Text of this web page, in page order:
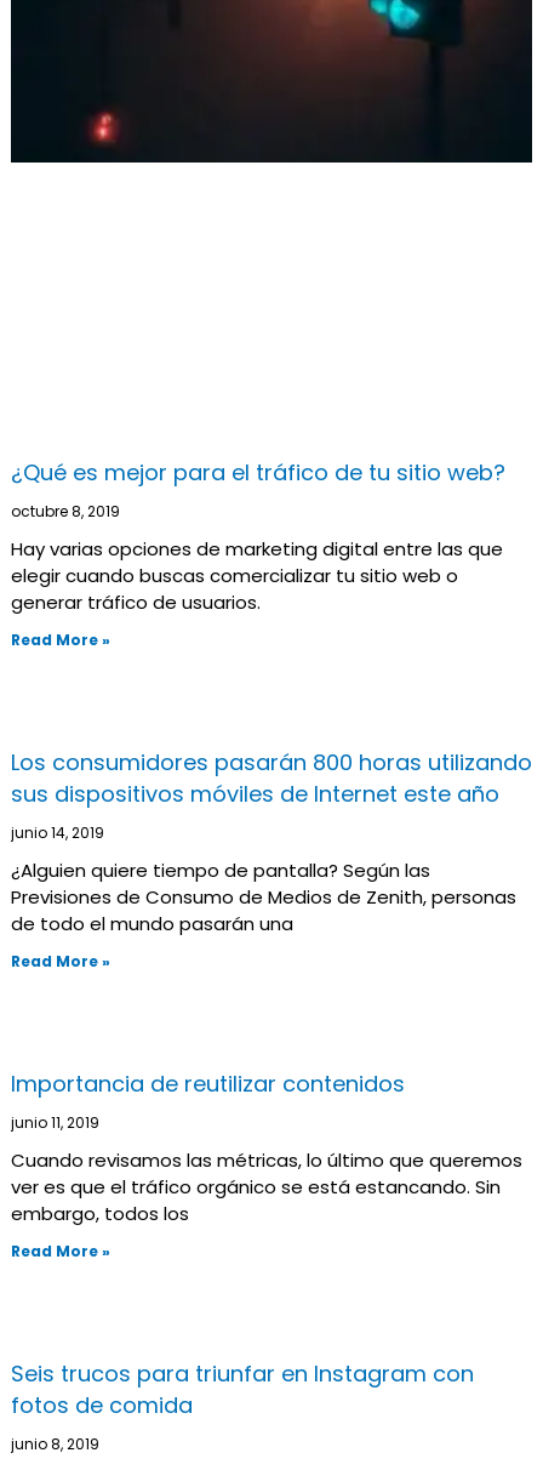
¿Qué es mejor para el tráfico de tu sitio web?
octubre 8, 2019
Hay varias opciones de marketing digital entre las que
elegir cuando buscas comercializar tu sitio web o
generar tráfico de usuarios.
Read More »
Los consumidores pasarán 800 horas utilizando
sus dispositivos móviles de Internet este año
junio 14, 2019
¿Alguien quiere tiempo de pantalla? Según las
Previsiones de Consumo de Medios de Zenith, personas
de todo el mundo pasarán una
Read More »
Importancia de reutilizar contenidos
junio 11, 2019
Cuando revisamos las métricas, lo último que queremos
ver es que el tráfico orgánico se está estancando. Sin
embargo, todos los
Read More »
Seis trucos para triunfar en Instagram con
fotos de comida
junio 8, 2019